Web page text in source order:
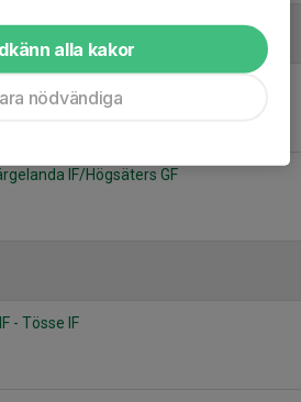
IF/Högsäters GF
- Tösse IF
alla kakor
nödvändiga